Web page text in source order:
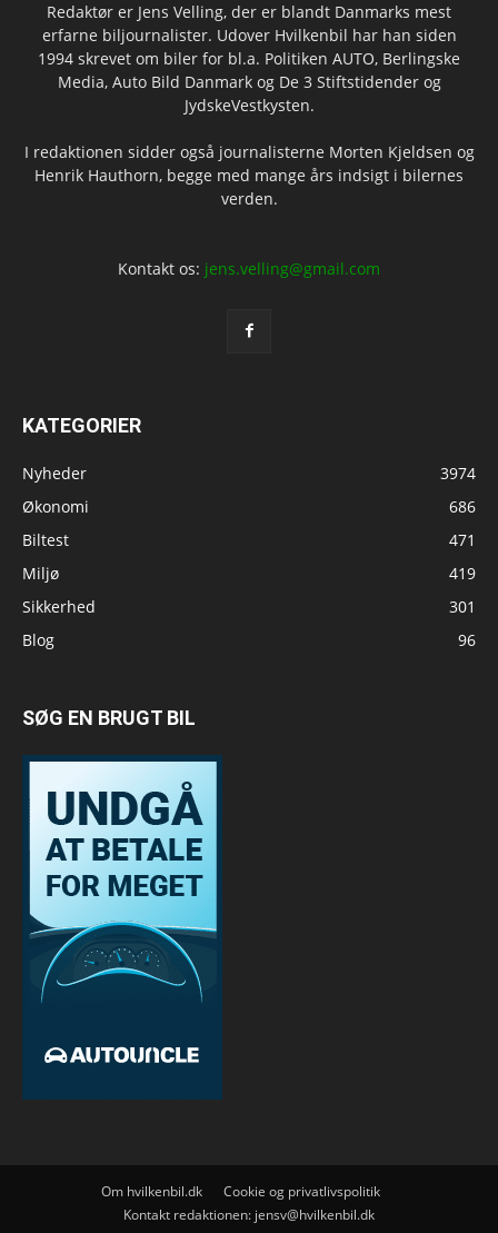
Redaktør er Jens Velling, der er blandt Danmarks mest
erfarne biljournalister. Udover Hvilkenbil har han siden
1994 skrevet om biler for bl.a. Politiken AUTO, Berlingske
Media, Auto Bild Danmark og De 3 Stiftstidender og
JydskeVestkysten.
I redaktionen sidder også journalisterne Morten Kjeldsen og
Henrik Hauthorn, begge med mange års indsigt i bilernes
verden.
Kontakt os: jens.velling@gmail.com
KATEGORIER
Nyheder
3974
Økonomi
686
Biltest
471
Miljø
419
Sikkerhed
301
Blog
96
SØG EN BRUGT BIL
Om hvilkenbil.dk
Cookie og privatlivspolitik
Kontakt redaktionen: jensv@hvilkenbil.dk